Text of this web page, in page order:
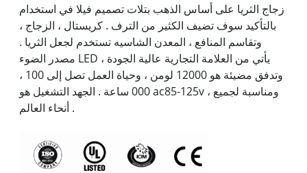
زجاج الثريا على أساس الذهب بتلات تصميم فيلا في استخدام
بالتأكيد سوف تضيف الكثير من الترف . كريستال ، الزجاج ،
وتقاسم المنافع ، المعدن الشاسيه تستخدم لجعل الثريا .
مصدر الضوء LED يأتي من العلامة التجارية عالية الجودة ،
وتدفق مضيئة هو 12000 لومن ، وحياة العمل تصل إلى 100 ،
000 ساعة . الجهد التشغيل هو ac85-125v ، ومناسبة لجميع
أنحاء العالم .